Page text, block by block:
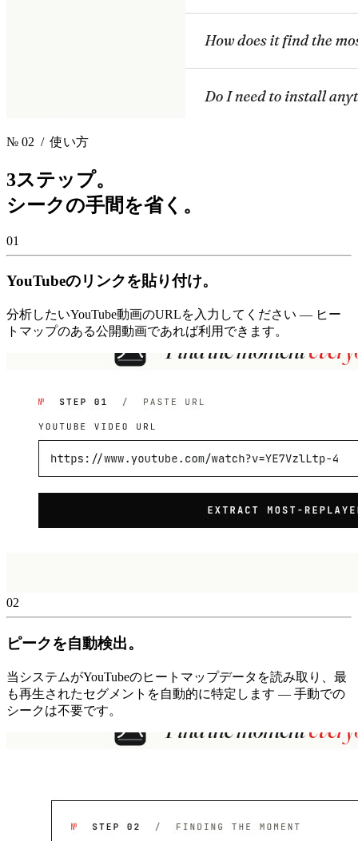
№ 02 / 使い方
3ステップ。
シークの手間を省く。
01
YouTubeのリンクを貼り付け。
分析したいYouTube動画のURLを入力してください — ヒー
トマップのある公開動画であれば利用できます。
02
ピークを自動検出。
当システムがYouTubeのヒートマップデータを読み取り、最
も再生されたセグメントを自動的に特定します — 手動での
シークは不要です。